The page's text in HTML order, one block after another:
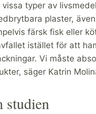
vissa typer av
plaster,
färsk fisk eller
istället för att
Vi måste
säger Katrin
studien